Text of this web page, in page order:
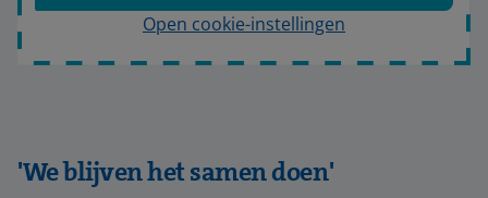
Open cookie-instellingen
'We blijven het samen doen'